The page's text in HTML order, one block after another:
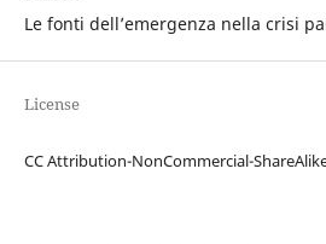
Le fonti dell’emergenza nella crisi
License
CC Attribution-NonCommercial-